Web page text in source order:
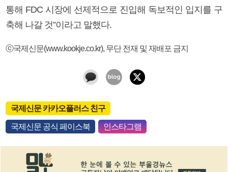
통해 FDC 시장에 선제적으로 진입해 독보적인 입지를 구
축해 나갈 것”이라고 말했다.
ⓒ국제신문(www.kookje.co.kr), 무단 전재 및 재배포 금지
국제신문 카카오플러스 친구
국제신문 공식 페이스북 인스타그램